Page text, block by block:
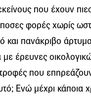
που έχουν
φορές χωρίς
και πανάκριβο
έρευνες
που
Ενώ μέχρι κάποια